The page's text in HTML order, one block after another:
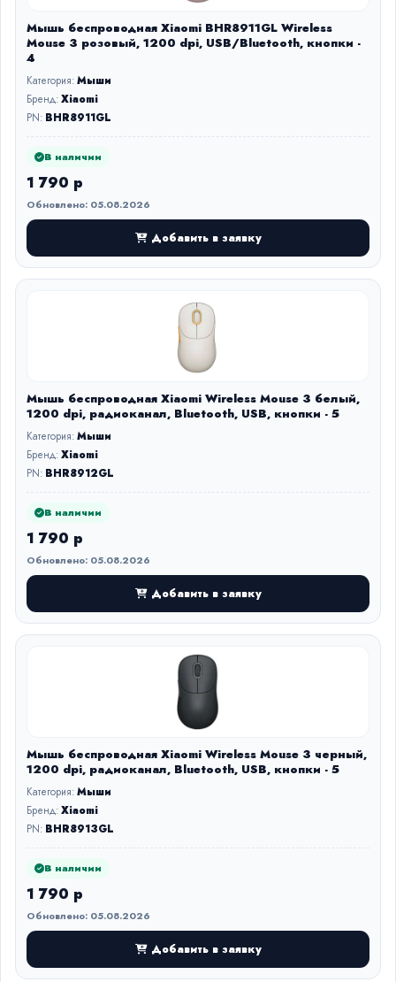
Мышь беспроводная Xiaomi BHR8911GL Wireless
Mouse 3 розовый, 1200 dpi, USB/Bluetooth, кнопки -
4
Категория:Мыши
Бренд:Xiaomi
PN: BHR8911GL
В наличии
1 790 р
Обновлено: 05.08.2026
Добавить в заявку
Мышь беспроводная Xiaomi Wireless Mouse 3 белый,
1200 dpi, радиоканал, Bluetooth, USB, кнопки - 5
Категория:Мыши
Бренд:Xiaomi
PN: BHR8912GL
В наличии
1 790 р
Обновлено: 05.08.2026
Добавить в заявку
Мышь беспроводная Xiaomi Wireless Mouse 3 черный,
1200 dpi, радиоканал, Bluetooth, USB, кнопки - 5
Категория:Мыши
Бренд:Xiaomi
PN: BHR8913GL
В наличии
1 790 р
Обновлено: 05.08.2026
Добавить в заявку